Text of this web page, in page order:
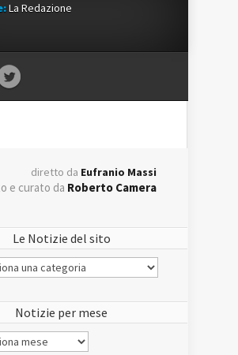
La Redazione
diretto da Eufranio Massi
e curato da Roberto Camera
Le Notizie del sito
Notizie per mese